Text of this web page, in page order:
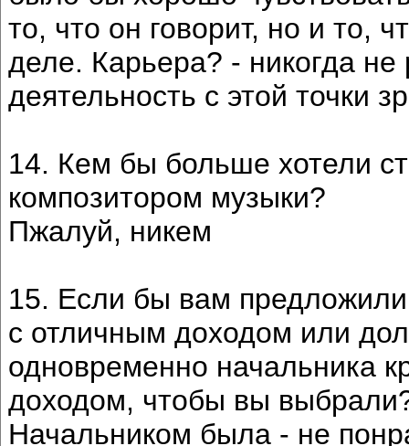
то, что он говорит, но и то,
деле. Карьера? - никогда
деятельность с этой точки
14. Кем бы больше хотели
композитором музыки?
Пжалуй, никем
15. Если бы вам
с отличным доходом или
одновременно начальника
доходом, чтобы вы
Начальником была - не